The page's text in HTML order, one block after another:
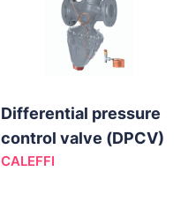
Differential pressure
control valve (DPCV)
CALEFFI